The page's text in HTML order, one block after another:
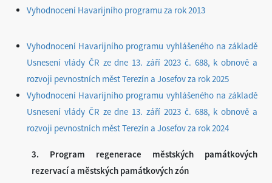
Vyhodnocení Havarijního programu za rok 2013
Vyhodnocení Havarijního programu vyhlášeného na základě
Usnesení vlády ČR ze dne 13. září 2023 č. 688, k obnově a
rozvoji pevnostních měst Terezín a Josefov za rok 2025
Vyhodnocení Havarijního programu vyhlášeného na základě
Usnesení vlády ČR ze dne 13. září 2023 č. 688, k obnově a
rozvoji pevnostních měst Terezín a Josefov za rok 2024
3. Program regenerace městských památkových
rezervací a městských památkových zón